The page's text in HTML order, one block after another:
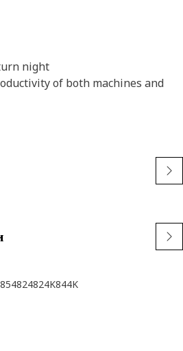
night
of both machines and
and small machines
to other machines in your fleet,
machines
tough conditions.
854824824K844K